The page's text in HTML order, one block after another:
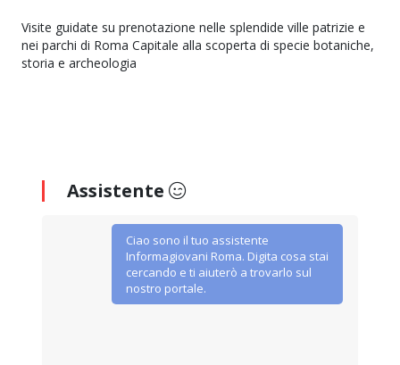
Visite guidate su prenotazione nelle splendide ville patrizie e
nei parchi di Roma Capitale alla scoperta di specie botaniche,
storia e archeologia
Assistente
Ciao sono il tuo assistente
Informagiovani Roma. Digita cosa stai
cercando e ti aiuterò a trovarlo sul
nostro portale.